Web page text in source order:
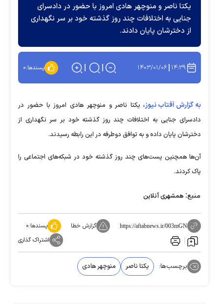
‏یکتا ناصر و منوچهر هادی امروز با حضور در دادسرای
جنایی به اختلافات چند روز گذشته خود بر سر نگهداری
از دخترشان پایان دادند.
۱۴:۳۹ ۱۴۰۳/۰۱/۰۶ پسندها:۰
به گزارش آفتاب نیوز، یکتا ناصر و منوچهر هادی امروز با حضور در
دادسرای جنایی به اختلافات چند روز گذشته خود بر سر نگهداری از
دخترشان پایان داده و به توافق دوطرفه در این رابطه رسیدند.
آن‌ها همچنین پست‌های چند روز گذشته خود در شبکه‌های اجتماعی را
پاک کردند.
منبع: همشهری آنلاین
https://aftabnews.ir/003mGN گزارش خطا پسندها:۰
اشتراک گذاری
برچسب‌ها: یکتا ناصر منوچهر هادی